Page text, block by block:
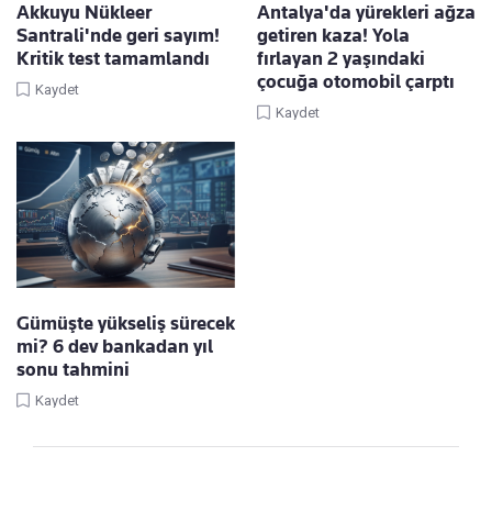
Akkuyu Nükleer
Santrali'nde geri sayım!
Kritik test tamamlandı
Kaydet
Antalya'da yürekleri ağza
getiren kaza! Yola
fırlayan 2 yaşındaki
çocuğa otomobil çarptı
Kaydet
Gümüşte yükseliş sürecek
mi? 6 dev bankadan yıl
sonu tahmini
Kaydet